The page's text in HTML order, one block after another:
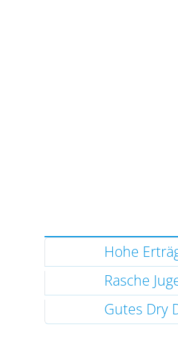
Hohe
Rasche
Gutes Dry